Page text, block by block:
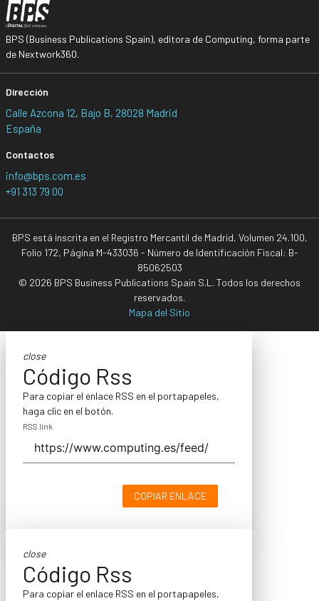
BPS (Business Publications Spain), editora de Computing, forma parte
de Nextwork360.
Dirección
Calle Azcona 12, Bajo B, 28028 Madrid
España
Contactos
info@bps.com.es
+91 313 79 00
BPS está inscrita en el Registro Mercantil de Madrid, Volumen 24.100,
Folio 172, Página M-433036 - Número de Identificación Fiscal: B-
85062503
© 2026 BPS Business Publications Spain S.L. Todos los derechos
reservados.
Mapa del Sitio
close
Código Rss
Para copiar el enlace RSS en el portapapeles,
haga clic en el botón.
RSS link
COPIAR ENLACE
close
Código Rss
Para copiar el enlace RSS en el portapapeles,